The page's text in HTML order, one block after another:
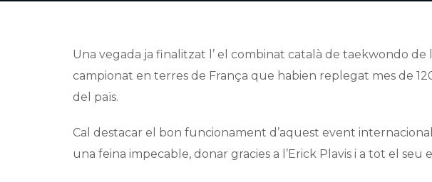
Una vegada ja finalitzat l’ el combinat català de taekwondo
campionat en terres de França que habien replegat mes de
del païs.
Cal destacar el bon funcionament d’aquest event
una feina impecable, donar gracies a l’Erick Plavis i a tot el seu